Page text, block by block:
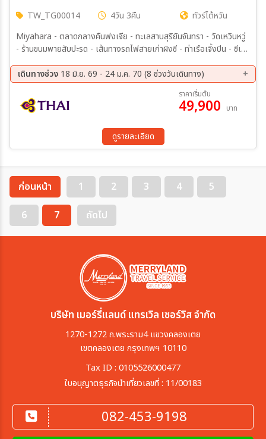
TW_TG00014 4วัน 3คืน
ทัวร์ไต้หวัน
Miyahara - ตลาดกลางคืนฟงเจีย - ทะเลสาบสุริยันจันทรา - วัดเหวินหวู่
- ร้านขนมพายสับปะรด - เส้นทางรถไฟสายเก่าผิงซี - ท่าเรือเจิ้งปิน - ซีเห
เดินทางช่วง 18 มิ.ย. 69 - 24 ม.ค. 70 (8 ช่วงวันเดินทาง)
10 ก.ย. 69 - 13 ก.ย. 69
15 ต.ค. 69 - 18 ต.ค. 69
12 พ.ย. 69 - 15 พ.ย. 69
10 ธ.ค. 69 - 13 ธ.ค. 69
24 ธ.ค. 69 - 27 ธ.ค. 69
21 ม.ค. 70 - 24 ม.ค. 70
ราคาเริ่มต้น
49,900 บาท
ดูรายละเอียด
ก่อนหน้า 1 2 3 4
5
6
7 ถัดไป
บริษัท เมอร์รี่แลนด์ แทรเวิล เซอร์วิส จำกัด
1270-1272 ถ.พระราม4 แขวงคลองเตย
เขตคลองเตย กรุงเทพฯ 10110
Tax ID : 0105526000477
ใบอนุญาตธุรกิจนำเที่ยวเลขที่ : 11/00183
082-453-9198